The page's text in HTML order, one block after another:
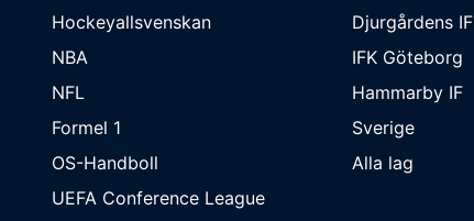
Hockeyallsvenskan
NBA
NFL
Formel 1
OS-Handboll
UEFA Conference League
Djurgårdens IF
IFK Göteborg
Hammarby IF
Sverige
Alla lag